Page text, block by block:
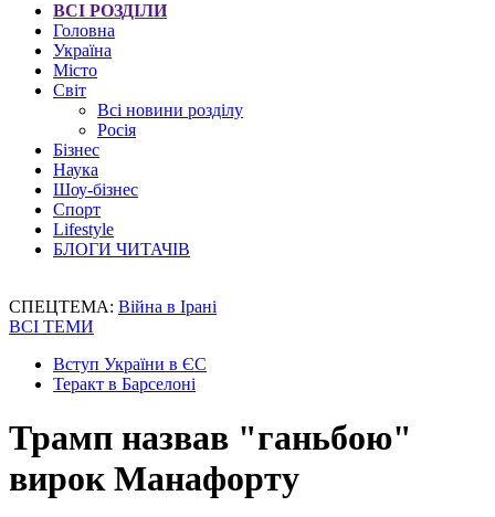
ВСІ РОЗДІЛИ
Головна
Україна
Місто
Світ
Всі новини розділу
Росія
Бізнес
Наука
Шоу-бізнес
Спорт
Lifestyle
БЛОГИ ЧИТАЧІВ
СПЕЦТЕМА: Війна в Ірані
ВСІ ТЕМИ
Вступ України в ЄС
Теракт в Барселоні
Трамп назвав "ганьбою"
вирок Манафорту